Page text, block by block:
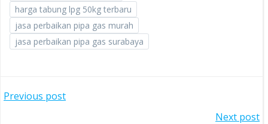
harga tabung lpg 50kg terbaru
jasa perbaikan pipa gas murah
jasa perbaikan pipa gas surabaya
Post
Previous post
Next post